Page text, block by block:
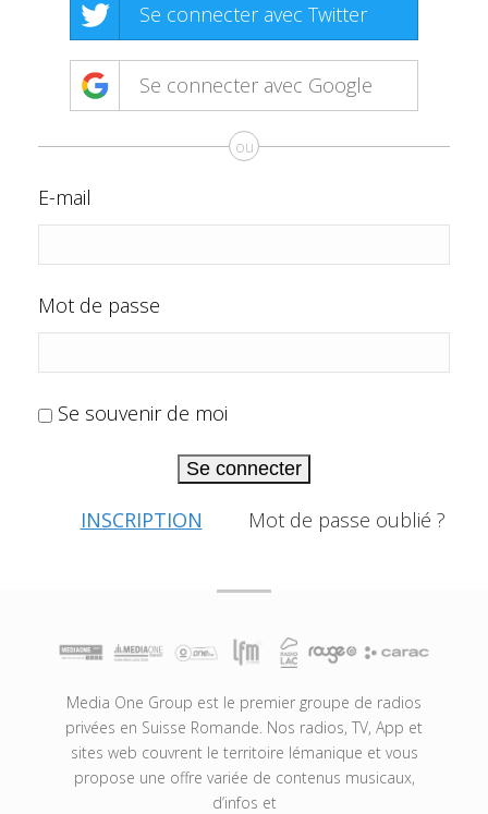
Se connecter avec Twitter
Se connecter avec Google
ou
E-mail
Mot de passe
Se souvenir de moi
Se connecter
INSCRIPTION Mot de passe oublié ?
Media One Group est le premier groupe de radios
privées en Suisse Romande. Nos radios, TV, App et
sites web couvrent le territoire lémanique et vous
propose une offre variée de contenus musicaux,
d’infos et